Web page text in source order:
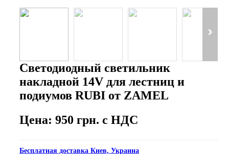
Светодиодный светильник
накладной 14V для лестниц и
подиумов RUBI от ZAMEL
Цена: 950 грн. с НДС
Бесплатная доставка Киев, Украина